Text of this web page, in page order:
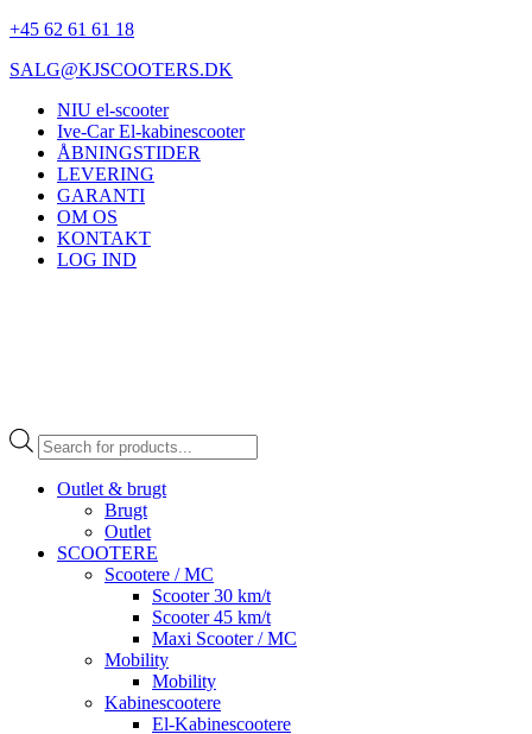
+45 62 61 61 18
SALG@KJSCOOTERS.DK
NIU el-scooter
Ive-Car El-kabinescooter
ÅBNINGSTIDER
LEVERING
GARANTI
OM OS
KONTAKT
LOG IND
Products
search
Outlet & brugt
Brugt
Outlet
SCOOTERE
Scootere / MC
Scooter 30 km/t
Scooter 45 km/t
Maxi Scooter / MC
Mobility
Mobility
Kabinescootere
El-Kabinescootere